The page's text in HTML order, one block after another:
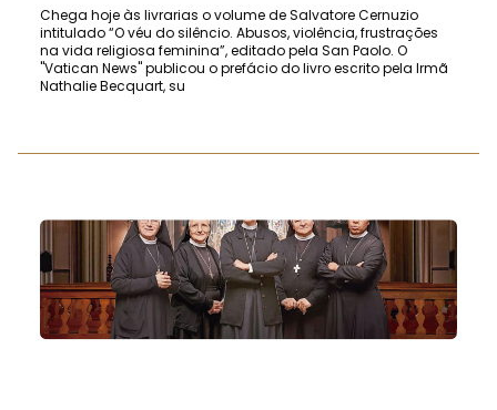
Chega hoje às livrarias o volume de Salvatore Cernuzio
intitulado “O véu do silêncio. Abusos, violência, frustrações
na vida religiosa feminina”, editado pela San Paolo. O
"Vatican News" publicou o prefácio do livro escrito pela Irmã
Nathalie Becquart, su